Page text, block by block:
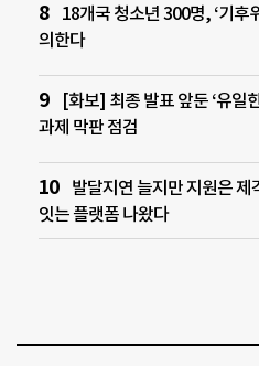
18개국 청소년 300명, ‘기후
의한다
[화보] 최종 발표 앞둔 ‘유일
과제 막판 점검
발달지연 늘지만 지원은 제
잇는 플랫폼 나왔다